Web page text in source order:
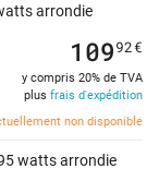
arrondie
non disponible
10992€
y compris 20% de TVA
plus frais d'expédition
watts arrondie